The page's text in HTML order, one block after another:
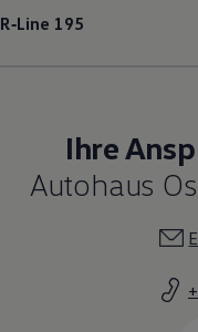
R‑Line 195
Ihre
Autohaus